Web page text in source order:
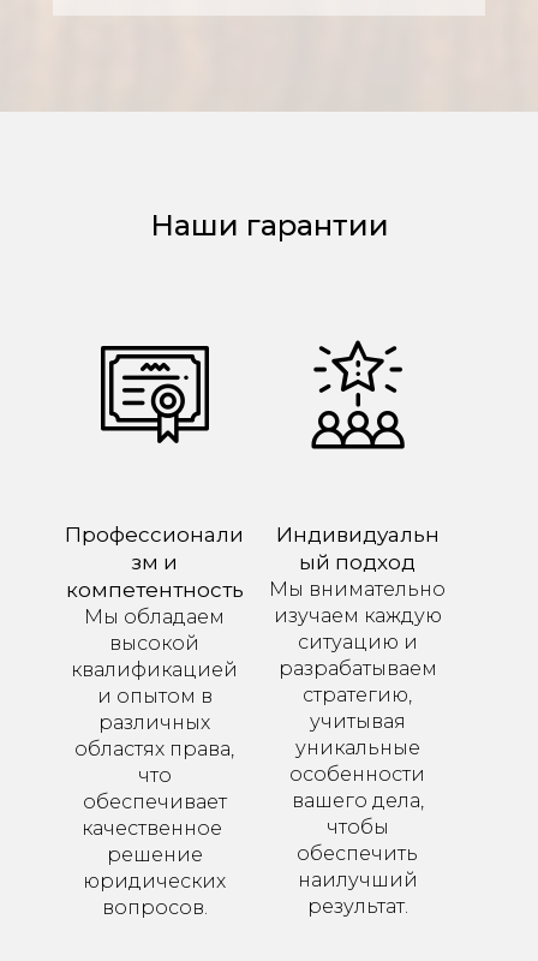
Наши гарантии
Профессионали
зм и
компетентность
Мы обладаем
высокой
квалификацией
и опытом в
различных
областях права,
что
обеспечивает
качественное
решение
юридических
вопросов.
Индивидуальн
ый подход
Мы внимательно
изучаем каждую
ситуацию и
разрабатываем
стратегию,
учитывая
уникальные
особенности
вашего дела,
чтобы
обеспечить
наилучший
результат.